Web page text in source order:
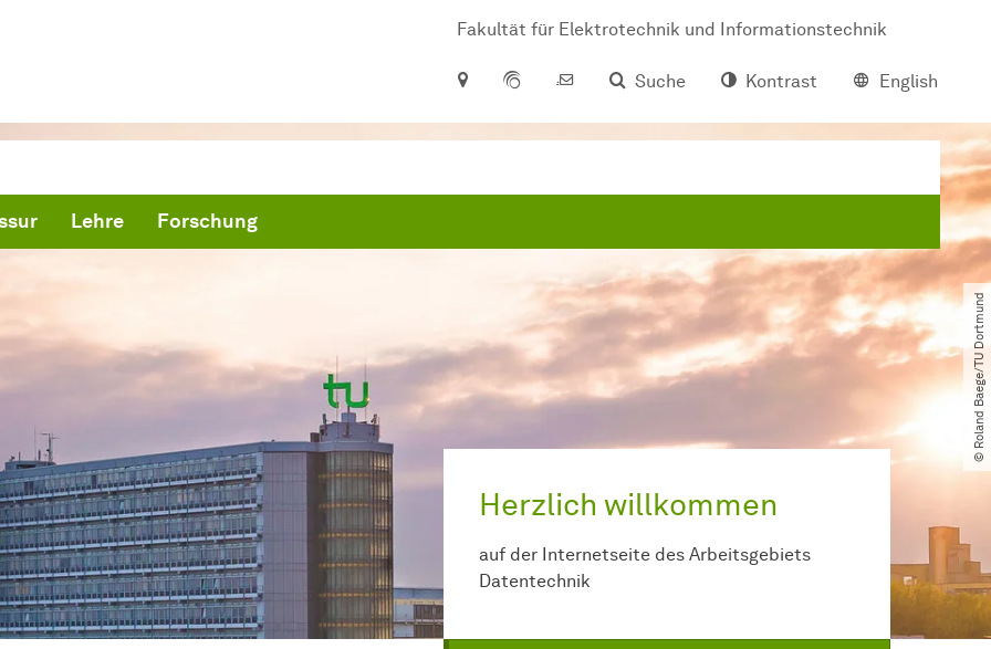
Fakultät für Elektrotechnik und Informationstechnik
Suche
Kontrast English
Lehre Forschung
© Roland Baege​/​TU Dortmund
Herzlich willkommen
auf der Internetseite des Arbeitsgebiets
Datentechnik